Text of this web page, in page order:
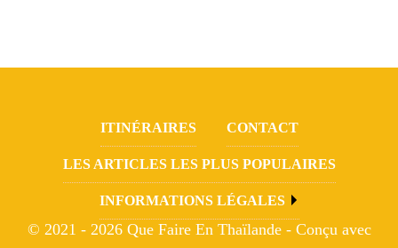
ITINÉRAIRES CONTACT
LES ARTICLES LES PLUS POPULAIRES
INFORMATIONS LÉGALES
© 2021 - 2026 Que Faire En Thaïlande - Conçu avec